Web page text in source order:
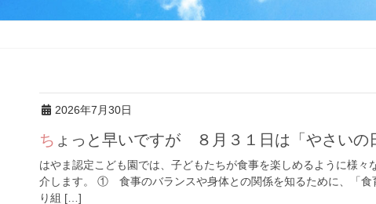
2026年7月30日
ちょっと早いですが ８月３１日は「やさいの
はやま認定こども園では、子どもたちが食事を楽しめるように様
介します。 ① 食事のバランスや身体との関係を知るために、「
り組 […]